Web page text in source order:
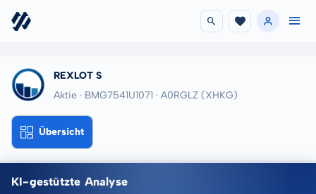
REXLOT S
Aktie · BMG7541U1071 · A0RGLZ (XHKG)
Übersicht
KI-gestützte Analyse